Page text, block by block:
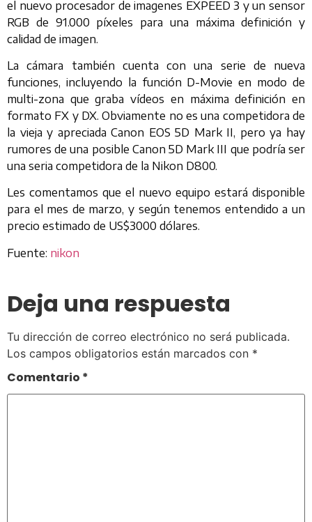
el nuevo procesador de imagenes EXPEED 3 y un sensor
RGB de 91.000 píxeles para una máxima definición y
calidad de imagen.
La cámara también cuenta con una serie de nueva
funciones, incluyendo la función D-Movie en modo de
multi-zona que graba vídeos en máxima definición en
formato FX y DX. Obviamente no es una competidora de
la vieja y apreciada Canon EOS 5D Mark II, pero ya hay
rumores de una posible Canon 5D Mark III que podría ser
una seria competidora de la Nikon D800.
Les comentamos que el nuevo equipo estará disponible
para el mes de marzo, y según tenemos entendido a un
precio estimado de US$3000 dólares.
Fuente: nikon
Deja una respuesta
Tu dirección de correo electrónico no será publicada.
Los campos obligatorios están marcados con *
Comentario *